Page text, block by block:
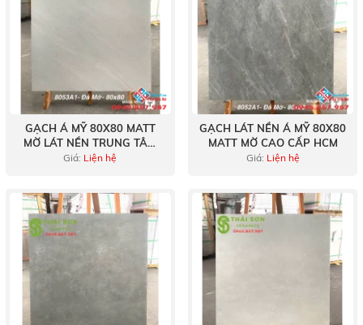
GẠCH Á MỸ 80X80 MATT
MỜ LÁT NỀN TRUNG TÂM
THƯƠNG MẠI
Giá: Liện hệ
GẠCH LÁT NỀN Á MỸ 80X80
MATT MỜ CAO CẤP HCM
Giá: Liện hệ